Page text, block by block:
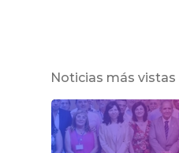
Noticias más vistas